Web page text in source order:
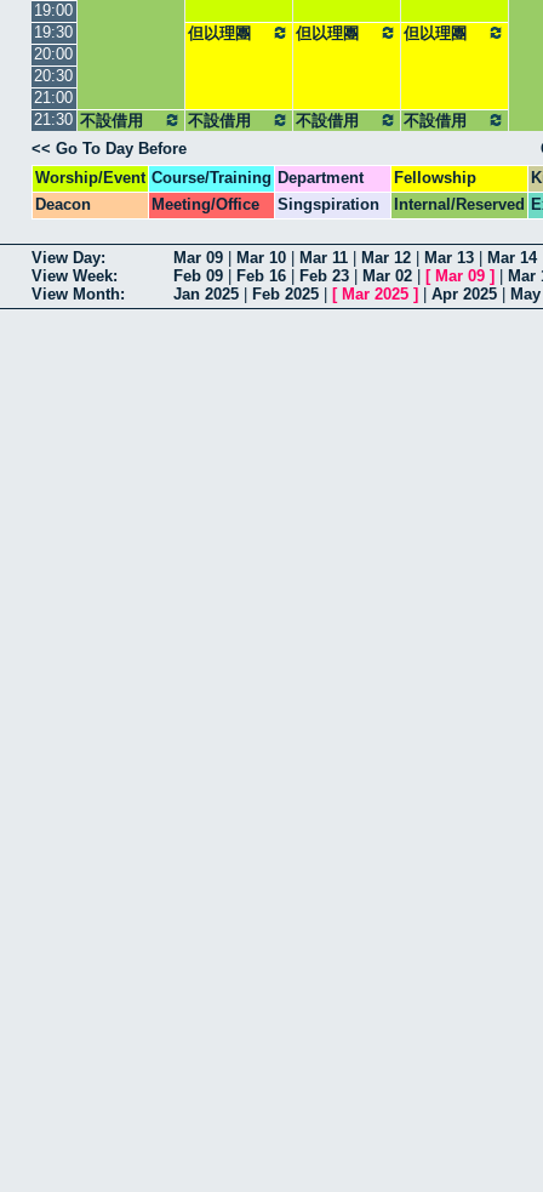
19:00
19:30
但以理團 但以理團
但以理團
20:00
20:30
21:00
21:30 不設借用 不設借用 不設借用
不設借用
<< Go To Day Before
Worship/Event Course/Training Department Fellowship
Deacon
Meeting/Office Singspiration Internal/Reserved
View Day: Mar 09 Mar 10 Mar 11 Mar 12 Mar 13 Mar 14
View Week:
Feb 09 Feb 16 Feb 23 Mar 02 [ Mar 09 ]
Mar
View Month:
Jan 2025 Feb 2025 [ Mar 2025 ] Apr 2025